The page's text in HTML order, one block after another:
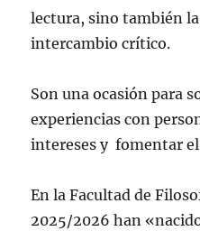
lectura, sino también
intercambio crítico.
Son una ocasión para
experiencias con
intereses y fomentar
En la Facultad de
2025/2026 han